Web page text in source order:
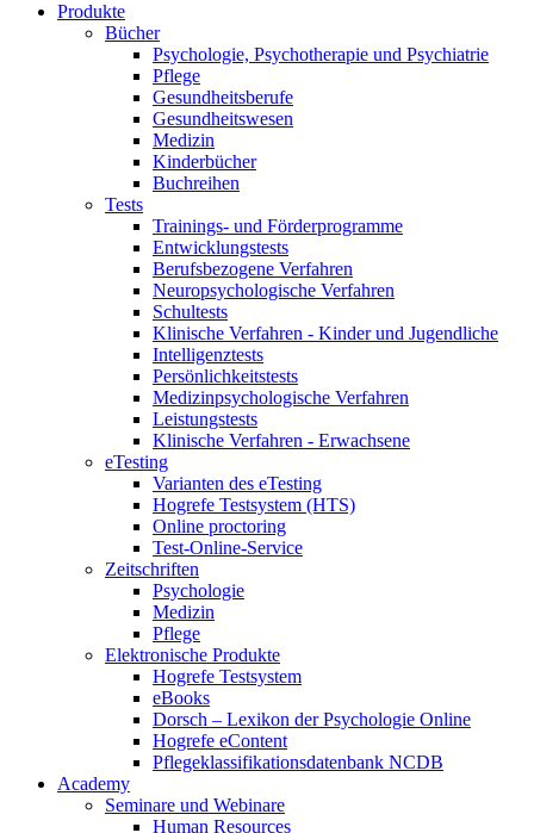
Produkte
Bücher
Psychologie, Psychotherapie und Psychiatrie
Pflege
Gesundheitsberufe
Gesundheitswesen
Medizin
Kinderbücher
Buchreihen
Tests
Trainings- und Förderprogramme
Entwicklungstests
Berufsbezogene Verfahren
Neuropsychologische Verfahren
Schultests
Klinische Verfahren - Kinder und Jugendliche
Intelligenztests
Persönlichkeitstests
Medizinpsychologische Verfahren
Leistungstests
Klinische Verfahren - Erwachsene
eTesting
Varianten des eTesting
Hogrefe Testsystem (HTS)
Online proctoring
Test-Online-Service
Zeitschriften
Psychologie
Medizin
Pflege
Elektronische Produkte
Hogrefe Testsystem
eBooks
Dorsch – Lexikon der Psychologie Online
Hogrefe eContent
Pflegeklassifikationsdatenbank NCDB
Academy
Seminare und Webinare
Human Resources